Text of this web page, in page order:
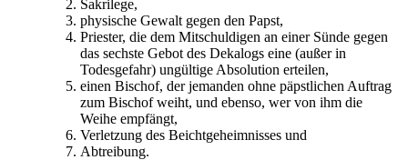
Sakrilege,
physische Gewalt gegen den Papst,
Priester, die dem Mitschuldigen an einer Sünde gegen
das sechste Gebot des Dekalogs eine (außer in
Todesgefahr) ungültige Absolution erteilen,
einen Bischof, der jemanden ohne päpstlichen Auftrag
zum Bischof weiht, und ebenso, wer von ihm die
Weihe empfängt,
Verletzung des Beichtgeheimnisses und
Abtreibung.